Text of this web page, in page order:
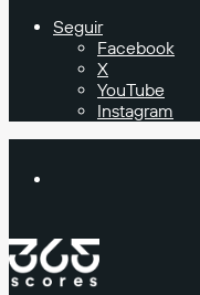
Seguir
Facebook
X
YouTube
Instagram